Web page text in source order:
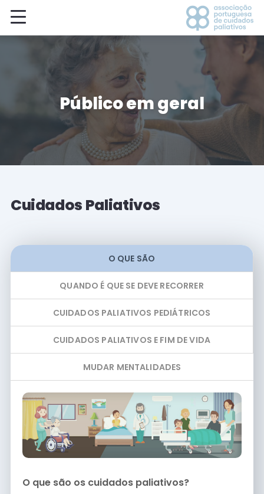
Público em geral
Cuidados Paliativos
O QUE SÃO
QUANDO É QUE SE DEVE RECORRER
CUIDADOS PALIATIVOS PEDIÁTRICOS
CUIDADOS PALIATIVOS E FIM DE VIDA
MUDAR MENTALIDADES
O que são os cuidados paliativos?